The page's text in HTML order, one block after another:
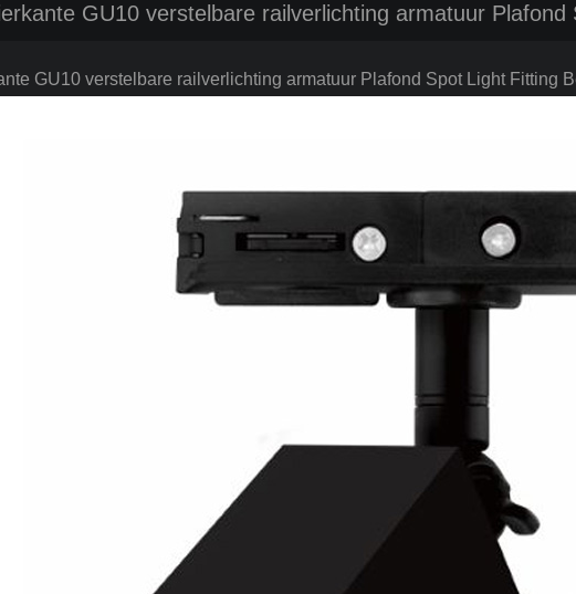
GU10 verstelbare railverlichting armatuur Plafond
GU10 verstelbare railverlichting armatuur Plafond Spot Light Fitting